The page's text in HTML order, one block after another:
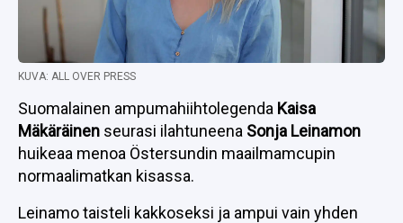
KUVA: ALL OVER PRESS
Suomalainen ampumahiihtolegenda Kaisa
Mäkäräinen seurasi ilahtuneena Sonja Leinamon
huikeaa menoa Östersundin maailmamcupin
normaalimatkan kisassa.
Leinamo taisteli kakkoseksi ja ampui vain yhden